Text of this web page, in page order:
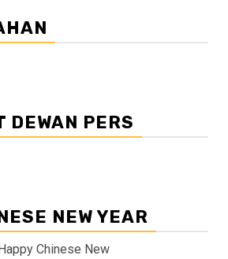
DEWAN PERS
NEW YEAR